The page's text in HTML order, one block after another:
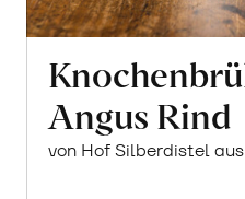
Angus Rind
von Hof Silberdistel